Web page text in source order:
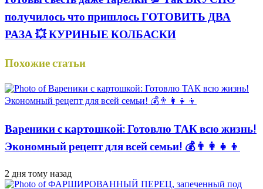
получилось что пришлось ГОТОВИТЬ ДВА
РАЗА 💥 КУРИНЫЕ КОЛБАСКИ
Похожие статьи
Вареники с картошкой: Готовлю ТАК всю жизнь!
Экономный рецепт для всей семьи! 💰👨👩👧👦
2 дня тому назад